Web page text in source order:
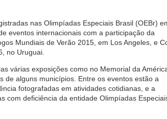
nas Olimpíadas Especiais Brasil (OEBr)
eventos internacionais com a participação da
Mundiais de Verão 2015, em Los Angeles, e
no Uruguai.
várias exposições como no Memorial da
de alguns municípios. Entre os eventos estão a
fotografadas em atividades cotidianas, e a
com deficiência da entidade Olimpíadas